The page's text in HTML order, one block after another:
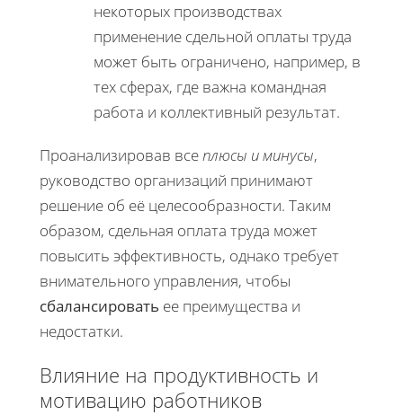
некоторых производствах
применение сдельной оплаты труда
может быть ограничено, например, в
тех сферах, где важна командная
работа и коллективный результат.
Проанализировав всеплюсы и минусы,
руководство организаций принимают
решение об её целесообразности. Таким
образом, сдельная оплата труда может
повысить эффективность, однако требует
внимательного управления, чтобы
сбалансировать ее преимущества и
недостатки.
Влияние на продуктивность и
мотивацию работников